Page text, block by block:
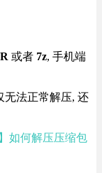
或者 7z, 手机端
无法正常解压, 还
如何解压压缩包